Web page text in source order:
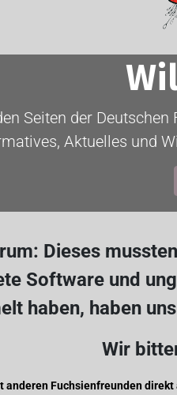
Seiten der
Aktuelles und
Dieses
Software und
haben, haben
Wir
anderen Fuchsienfreunden